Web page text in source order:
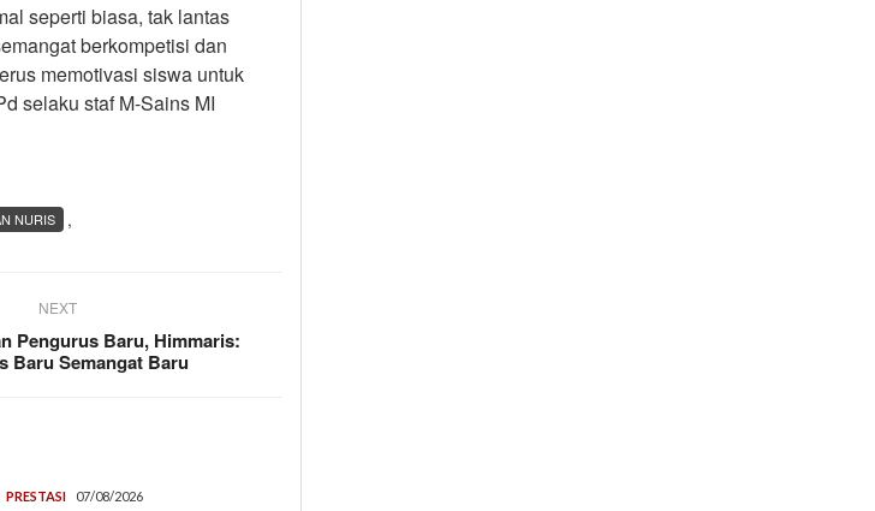
seperti biasa, tak lantas
berkompetisi dan
memotivasi siswa untuk
selaku staf M-Sains MI
,
NURIS
NEXT
Pengurus Baru, Himmaris:
Baru Semangat Baru
PRESTASI 07/08/2026